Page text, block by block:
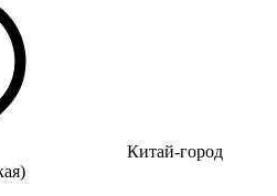
Китай-город